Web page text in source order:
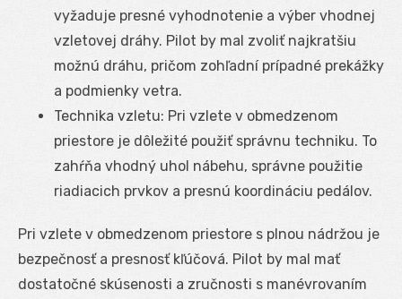
vyžaduje presné vyhodnotenie a výber vhodnej
vzletovej dráhy. Pilot by mal zvoliť najkratšiu
možnú dráhu, pričom zohľadní prípadné prekážky
a podmienky vetra.
Technika vzletu: Pri vzlete v obmedzenom
priestore je dôležité použiť správnu techniku. To
zahŕňa vhodný uhol nábehu, správne použitie
riadiacich prvkov a presnú koordináciu pedálov.
Pri vzlete v obmedzenom priestore s plnou nádržou je
bezpečnosť a presnosť kľúčová. Pilot by mal mať
dostatočné skúsenosti a zručnosti s manévrovaním